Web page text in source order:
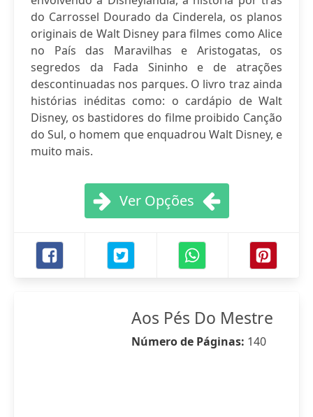
do Carrossel Dourado da Cinderela, os planos
originais de Walt Disney para filmes como Alice
no País das Maravilhas e Aristogatas, os
segredos da Fada Sininho e de atrações
descontinuadas nos parques. O livro traz ainda
histórias inéditas como: o cardápio de Walt
Disney, os bastidores do filme proibido Canção
do Sul, o homem que enquadrou Walt Disney, e
muito mais.
Ver Opções
Aos Pés Do Mestre
Número de Páginas: 140